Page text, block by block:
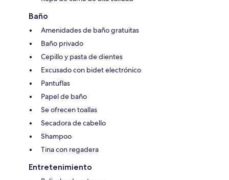
Baño
Amenidades de baño gratuitas
Baño privado
Cepillo y pasta de dientes
Excusado con bidet electrónico
Pantuflas
Papel de baño
Se ofrecen toallas
Secadora de cabello
Shampoo
Tina con regadera
Entretenimiento